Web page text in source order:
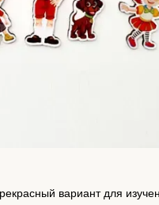
вариант для